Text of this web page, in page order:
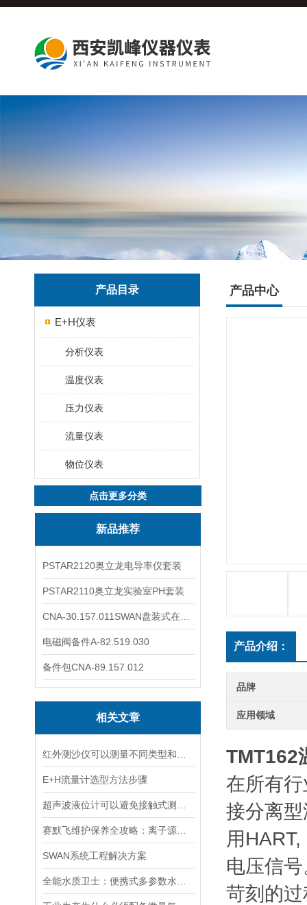
产品目录
E+H仪表
分析仪表
温度仪表
压力仪表
流量仪表
物位仪表
点击更多分类
新品推荐
PSTAR2120奥立龙电导率仪套装
PSTAR2110奥立龙实验室PH套装
电磁阀备件A-82.519.030
备件包CNA-89.157.012
相关文章
E+H流量计选型方法步骤
SWAN系统工程解决方案
产品中心
产品介绍：
品牌
应用领域
TMT162
在所有
接分离
用
电压信
苛刻的